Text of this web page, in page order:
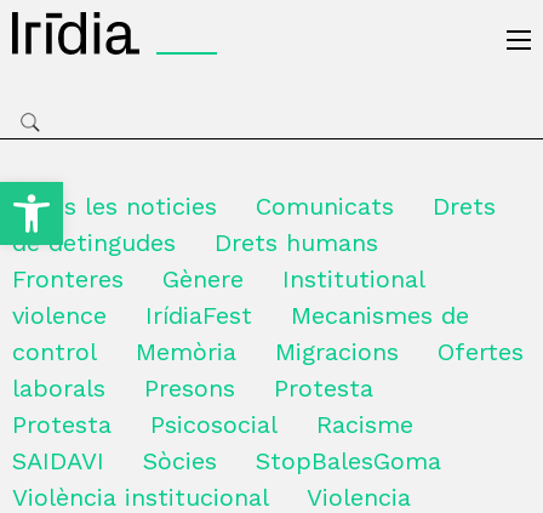
Obre la barra d'eines
Totes les noticies Comunicats
Drets
de detingudes
Drets humans
Fronteres
Gènere
Institutional
violence
IrídiaFest
Mecanismes de
control
Memòria Migracions
Ofertes
laborals
Presons
Protesta
Protesta
Psicosocial
Racisme
SAIDAVI
Sòcies
StopBalesGoma
Violència institucional
Violencia